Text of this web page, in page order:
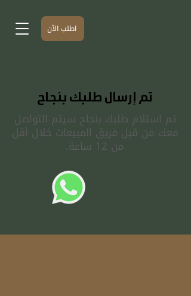
اطلب الآن
تم إرسال طلبك بنجاح
تم استلام طلبك بنجاح سيتم التواصل
معك من قبل فريق المبيعات خلال أقل
من 12 ساعة.